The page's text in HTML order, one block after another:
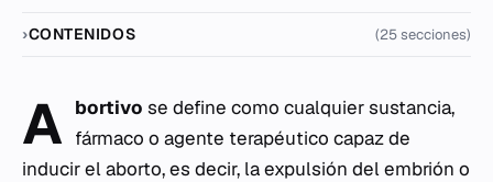
CONTENIDOS (25 secciones)
A bortivo se define como cualquier sustancia,
fármaco o agente terapéutico capaz de
inducir el aborto, es decir, la expulsión del embrión o